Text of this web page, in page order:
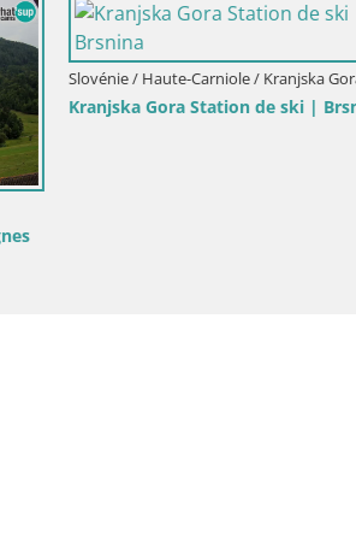
Slovénie / Haute-Carniole / Kranjska Gora
Kranjska Gora Station de ski | Brsnina